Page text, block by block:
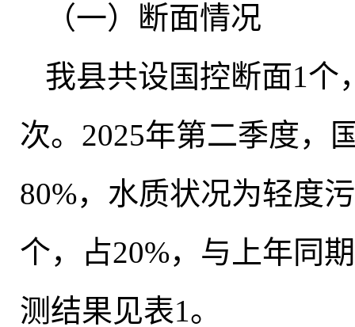
（一）断面情况
我县共设国控断面1个
次。 2025年第二季度，
80%， 水质状况为轻度
个，占20%， 与上年同
测结果见表1。